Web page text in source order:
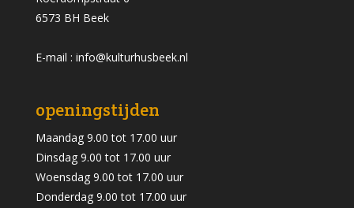
6573 BH Beek
E-mail : info@kulturhusbeek.nl
openingstijden
Maandag 9.00 tot 17.00 uur
Dinsdag 9.00 tot 17.00 uur
Woensdag 9.00 tot 17.00 uur
Donderdag 9.00 tot 17.00 uur